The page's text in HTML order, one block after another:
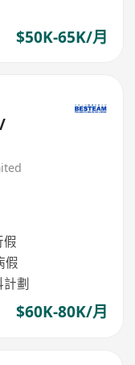
$50K-65K/月
假
假
劃
$60K-80K/月